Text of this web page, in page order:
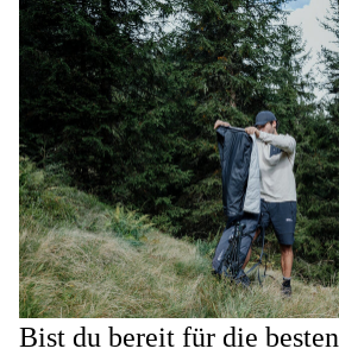
Bist du bereit für die besten